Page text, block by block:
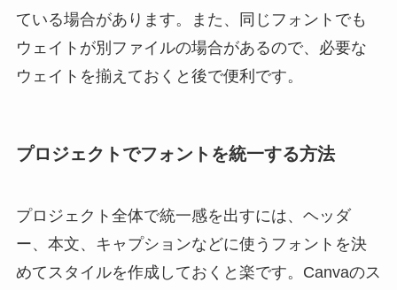
ている場合があります。また、同じフォントでも
ウェイトが別ファイルの場合があるので、必要な
ウェイトを揃えておくと後で便利です。
プロジェクトでフォントを統一する方法
プロジェクト全体で統一感を出すには、ヘッダ
ー、本文、キャプションなどに使うフォントを決
めてスタイルを作成しておくと楽です。Canvaのス